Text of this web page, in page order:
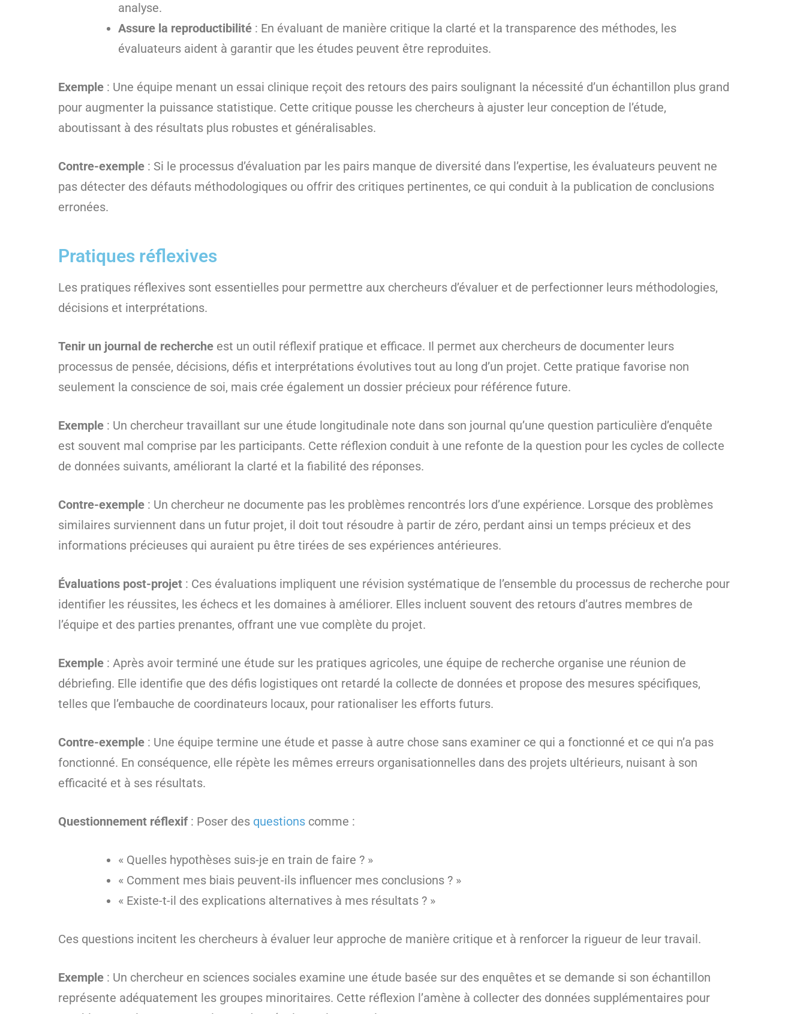
analyse.
Assure la reproductibilité : En évaluant de manière critique la clarté et la transparence des méthodes, les
évaluateurs aident à garantir que les études peuvent être reproduites.
Exemple : Une équipe menant un essai clinique reçoit des retours des pairs soulignant la nécessité d’un échantillon plus grand
pour augmenter la puissance statistique. Cette critique pousse les chercheurs à ajuster leur conception de l’étude,
aboutissant à des résultats plus robustes et généralisables.
Contre-exemple : Si le processus d’évaluation par les pairs manque de diversité dans l’expertise, les évaluateurs peuvent ne
pas détecter des défauts méthodologiques ou offrir des critiques pertinentes, ce qui conduit à la publication de conclusions
erronées.
Pratiques réflexives
Les pratiques réflexives sont essentielles pour permettre aux chercheurs d’évaluer et de perfectionner leurs méthodologies,
décisions et interprétations.
Tenir un journal de recherche est un outil réflexif pratique et efficace. Il permet aux chercheurs de documenter leurs
processus de pensée, décisions, défis et interprétations évolutives tout au long d’un projet. Cette pratique favorise non
seulement la conscience de soi, mais crée également un dossier précieux pour référence future.
Exemple : Un chercheur travaillant sur une étude longitudinale note dans son journal qu’une question particulière d’enquête
est souvent mal comprise par les participants. Cette réflexion conduit à une refonte de la question pour les cycles de collecte
de données suivants, améliorant la clarté et la fiabilité des réponses.
Contre-exemple : Un chercheur ne documente pas les problèmes rencontrés lors d’une expérience. Lorsque des problèmes
similaires surviennent dans un futur projet, il doit tout résoudre à partir de zéro, perdant ainsi un temps précieux et des
informations précieuses qui auraient pu être tirées de ses expériences antérieures.
Évaluations post-projet : Ces évaluations impliquent une révision systématique de l’ensemble du processus de recherche pour
identifier les réussites, les échecs et les domaines à améliorer. Elles incluent souvent des retours d’autres membres de
l’équipe et des parties prenantes, offrant une vue complète du projet.
Exemple : Après avoir terminé une étude sur les pratiques agricoles, une équipe de recherche organise une réunion de
débriefing. Elle identifie que des défis logistiques ont retardé la collecte de données et propose des mesures spécifiques,
telles que l’embauche de coordinateurs locaux, pour rationaliser les efforts futurs.
Contre-exemple : Une équipe termine une étude et passe à autre chose sans examiner ce qui a fonctionné et ce qui n’a pas
fonctionné. En conséquence, elle répète les mêmes erreurs organisationnelles dans des projets ultérieurs, nuisant à son
efficacité et à ses résultats.
Questionnement réflexif : Poser des questions comme :
« Quelles hypothèses suis-je en train de faire ? »
« Comment mes biais peuvent-ils influencer mes conclusions ? »
« Existe-t-il des explications alternatives à mes résultats ? »
Ces questions incitent les chercheurs à évaluer leur approche de manière critique et à renforcer la rigueur de leur travail.
Exemple : Un chercheur en sciences sociales examine une étude basée sur des enquêtes et se demande si son échantillon
représente adéquatement les groupes minoritaires. Cette réflexion l’amène à collecter des données supplémentaires pour